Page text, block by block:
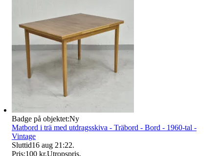
Badge på objektet:Ny
Matbord i trä med utdragsskiva - Träbord - Bord - 1960-tal -
Vintage
Sluttid16 aug 21:22.
Pris:100 kr,Utropspris.